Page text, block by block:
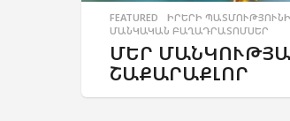
FEATURED ,ԻՐԵՐԻ
ՄԱՆԿԱԿԱՆ ԲԱՂԱԴՐԱՏՈՄՍԵՐ
ՄԵՐ
ՇԱՔԱՐԱՔԼՈՐ